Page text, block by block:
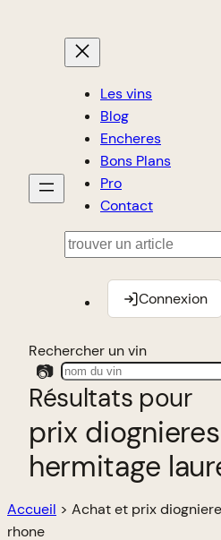
Les vins
Blog
Encheres
Bons Plans
Pro
Contact
Rechercher
Connexion
Rechercher un vin
📷
Résultats pour
prix
hermitage
Accueil > Achat et prix
rhone